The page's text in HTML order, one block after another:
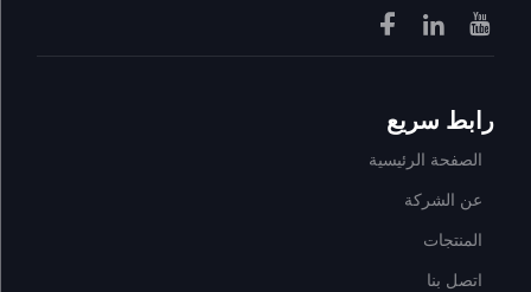
رابط سريع
الصفحة الرئيسية
عن الشركة
المنتجات
اتصل بنا